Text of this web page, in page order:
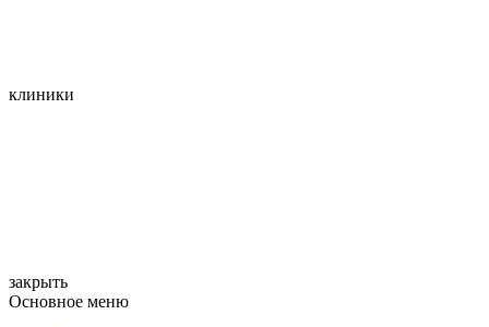
клиники
закрыть
Основное меню